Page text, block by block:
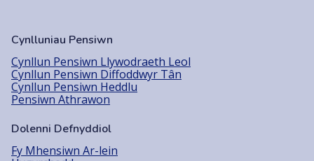
Cynlluniau Pensiwn
Cynllun Pensiwn Llywodraeth Leol
Cynllun Pensiwn Diffoddwyr Tân
Cynllun Pensiwn Heddlu
Pensiwn Athrawon
Dolenni Defnyddiol
Fy Mhensiwn Ar-lein